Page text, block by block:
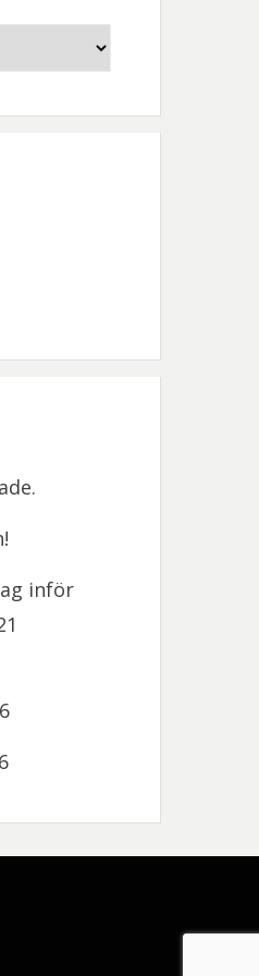
inför